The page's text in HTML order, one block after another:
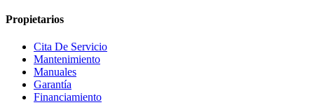
Propietarios
Cita De Servicio
Mantenimiento
Manuales
Garantía
Financiamiento